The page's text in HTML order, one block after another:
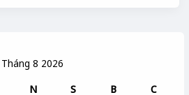
Tháng 8 2026
N S B C